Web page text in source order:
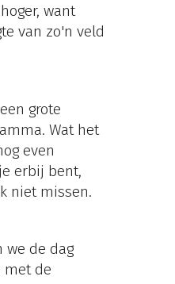
want
van zo'n veld
grote
Wat het
even
erbij bent,
niet missen.
we de dag
met de